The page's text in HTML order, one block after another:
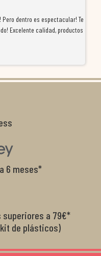
dentro es espectacular! Te
Excelente calidad, productos
6 meses*
superiores a 79€*
de plásticos)